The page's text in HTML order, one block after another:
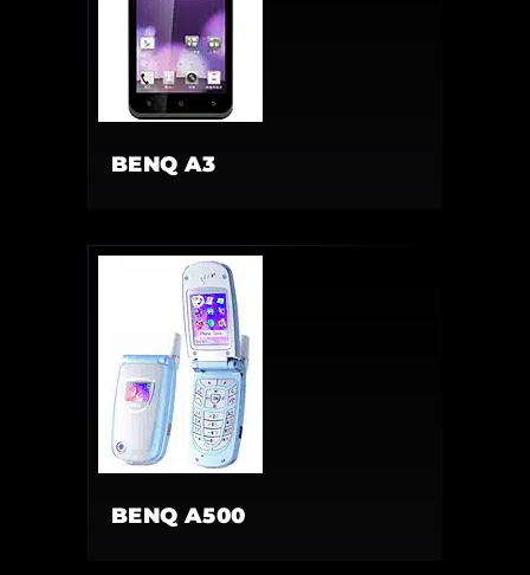
BENQ A3
BENQ A500